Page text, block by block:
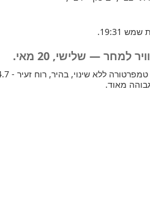
למחר — שלישי, 20 מאי.
מאוד.